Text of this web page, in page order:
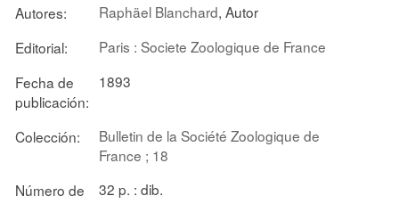
Autores: Raphäel Blanchard, Autor
Editorial:
Paris : Societe Zoologique de France
Fecha de
publicación:
1893
Colección:
Bulletin de la Société Zoologique de
France ; 18
Número de
32 p. : dib.